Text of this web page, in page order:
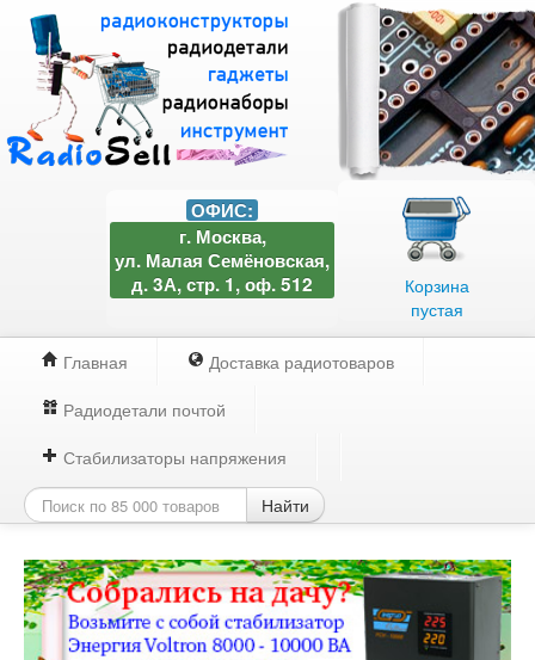
Корзина
пустая
ОФИС:
г. Москва,
ул. Малая Семёновская,
д. 3А, стр. 1, оф. 512
Главная
Доставка радиотоваров
Радиодетали почтой
Стабилизаторы напряжения
Найти